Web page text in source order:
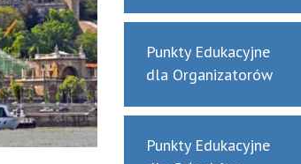
Punkty Edukacyjne
dla Organizatorów
Punkty Edukacyjne